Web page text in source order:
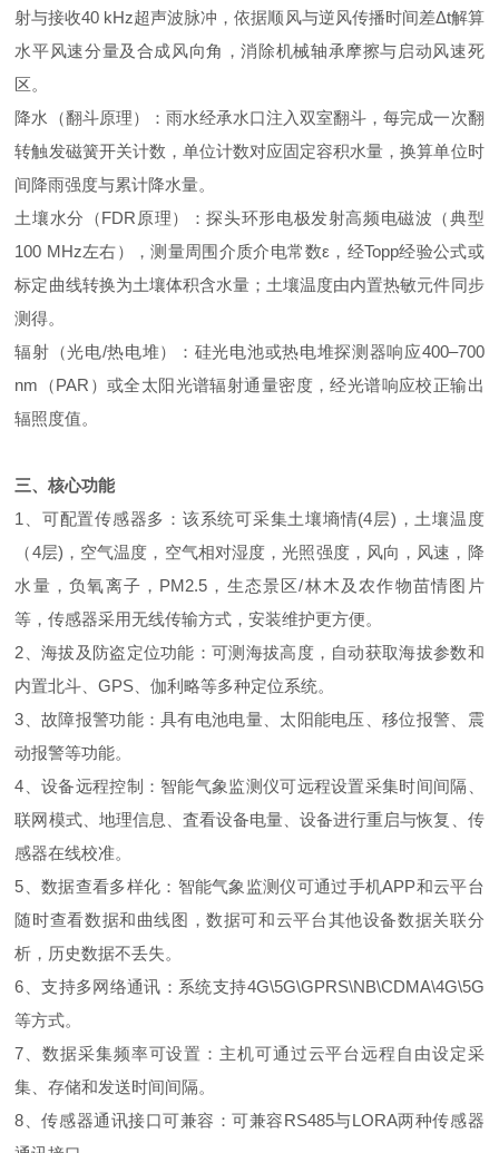
射与接收40 kHz超声波脉冲，依据顺风与逆风传播时间差Δt解算
水平风速分量及合成风向角，消除机械轴承摩擦与启动风速死
区。
降水（翻斗原理）：雨水经承水口注入双室翻斗，每完成一次翻
转触发磁簧开关计数，单位计数对应固定容积水量，换算单位时
间降雨强度与累计降水量。
土壤水分（FDR原理）：探头环形电极发射高频电磁波（典型
100 MHz左右），测量周围介质介电常数ε，经Topp经验公式或
标定曲线转换为土壤体积含水量；土壤温度由内置热敏元件同步
测得。
辐射（光电/热电堆）：硅光电池或热电堆探测器响应400–700
nm（PAR）或全太阳光谱辐射通量密度，经光谱响应校正输出
辐照度值。
三、核心功能
1、可配置传感器多：该系统可采集土壤墒情(4层)，土壤温度
（4层)，空气温度，空气相对湿度，光照强度，风向，风速，降
水量，负氧离子，PM2.5，生态景区/林木及农作物苗情图片
等，传感器采用无线传输方式，安装维护更方便。
2、海拔及防盗定位功能：可测海拔高度，自动获取海拔参数和
内置北斗、GPS、伽利略等多种定位系统。
3、故障报警功能：具有电池电量、太阳能电压、移位报警、震
动报警等功能。
4、设备远程控制：智能气象监测仪可远程设置采集时间间隔、
联网模式、地理信息、査看设备电量、设备进行重启与恢复、传
感器在线校准。
5、数据查看多样化：智能气象监测仪可通过手机APP和云平台
随时查看数据和曲线图，数据可和云平台其他设备数据关联分
析，历史数据不丢失。
6、支持多网络通讯：系统支持4G\5G\GPRS\NB\CDMA\4G\5G
等方式。
7、数据采集频率可设置：主机可通过云平台远程自由设定采
集、存储和发送时间间隔。
8、传感器通讯接口可兼容：可兼容RS485与LORA两种传感器